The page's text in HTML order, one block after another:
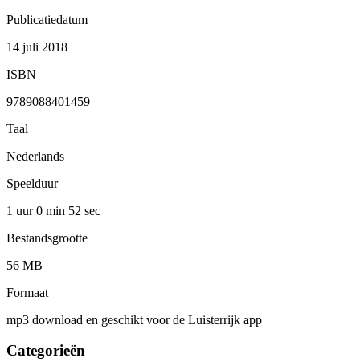
Publicatiedatum
14 juli 2018
ISBN
9789088401459
Taal
Nederlands
Speelduur
1 uur 0 min 52 sec
Bestandsgrootte
56 MB
Formaat
mp3 download en geschikt voor de Luisterrijk app
Categorieën